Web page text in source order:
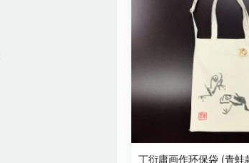
丁衍庸画作环保袋 (青蛙